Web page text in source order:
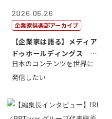
2026.06.26
企業家倶楽部アーカイブ
【企業家は語る】メディア
ドゥホールディングス 代
表取締役社長...
日本のコンテンツを世界に
発信したい